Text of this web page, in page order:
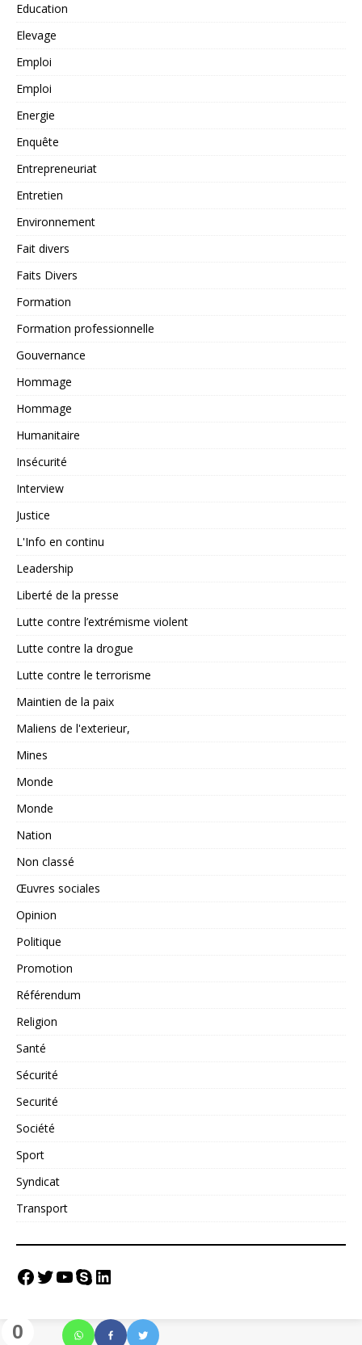
0
Education
Elevage
Emploi
Emploi
Energie
Enquête
Entrepreneuriat
Entretien
Environnement
Fait divers
Faits Divers
Formation
Formation professionnelle
Gouvernance
Hommage
Hommage
Humanitaire
Insécurité
Interview
Justice
L'Info en continu
Leadership
Liberté de la presse
Lutte contre l’extrémisme violent
Lutte contre la drogue
Lutte contre le terrorisme
Maintien de la paix
Maliens de l'exterieur,
Mines
Monde
Monde
Nation
Non classé
Œuvres sociales
Opinion
Politique
Promotion
Référendum
Religion
Santé
Sécurité
Securité
Société
Sport
Syndicat
Transport